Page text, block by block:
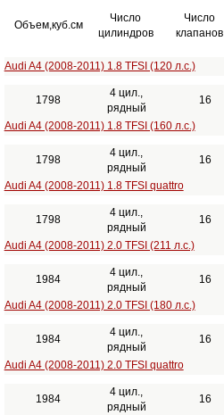
Объем,куб.см
Число
цилиндров
Число
клапанов
Audi A4 (2008-2011) 1.8 TFSI (120 л.с.)
1798
4 цил.,
рядный
16
Audi A4 (2008-2011) 1.8 TFSI (160 л.с.)
1798
4 цил.,
рядный
16
Audi A4 (2008-2011) 1.8 TFSI quattro
1798
4 цил.,
рядный
16
Audi A4 (2008-2011) 2.0 TFSI (211 л.с.)
1984
4 цил.,
рядный
16
Audi A4 (2008-2011) 2.0 TFSI (180 л.с.)
1984
4 цил.,
рядный
16
Audi A4 (2008-2011) 2.0 TFSI quattro
1984
4 цил.,
рядный
16